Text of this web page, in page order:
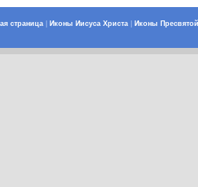
страница Иконы Иисуса Христа Иконы